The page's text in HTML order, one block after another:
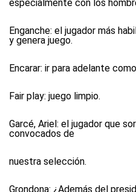
especialmente con los
Enganche: el jugador más
y genera juego.
Encarar: ir para adelante
Fair play: juego limpio.
Garcé, Ariel: el jugador que
convocados de
nuestra selección.
Grondona: ¿Además del